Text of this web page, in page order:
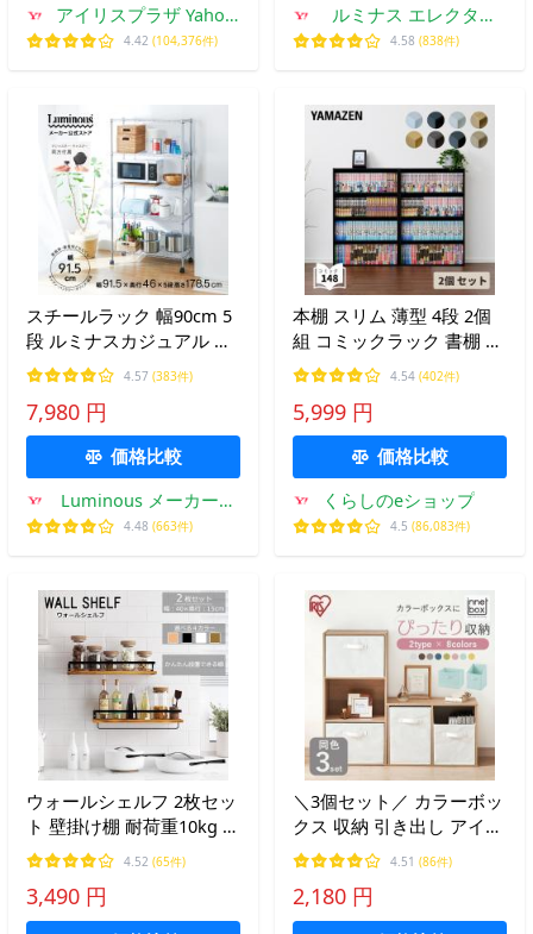
アイリスプラザ Yahoo!
店
4.42 (104,376件)
ルミナス エレクター
専門店Floors
4.58 (838件)
スチールラック 幅90cm 5
段 ルミナスカジュアル メ
タル製ラック キッチンラ
ック 収納棚 納戸 大容量
業務用 幅91.5×奥行46×高
さ178.5cm EL25-90185
4.57 (383件)
7,980 円
価格比較
Luminous メーカー公
式店
4.48 (663件)
本棚 スリム 薄型 4段 2個
組 コミックラック 書棚 ブ
ックシェルフ 収納ラック
CDラック DVDラック 収納
ボックス 棚 シェルフ 山善
4.54 (402件)
5,999 円
価格比較
くらしのeショップ
4.5 (86,083件)
ウォールシェルフ 2枚セッ
ト 壁掛け棚 耐荷重10kg ス
パイスラック ウォールラ
ック 木製 ガード おしゃれ
小物置き 省スペース 飾り
棚 スチール 飾り棚 神棚
4.52 (65件)
3,490 円
＼3個セット／ カラーボッ
クス 収納 引き出し アイリ
スオーヤマ 収納ボックス
収納ケース おしゃれ イン
ナーボックス FIB-27R FIB-
38R
4.51 (86件)
2,180 円